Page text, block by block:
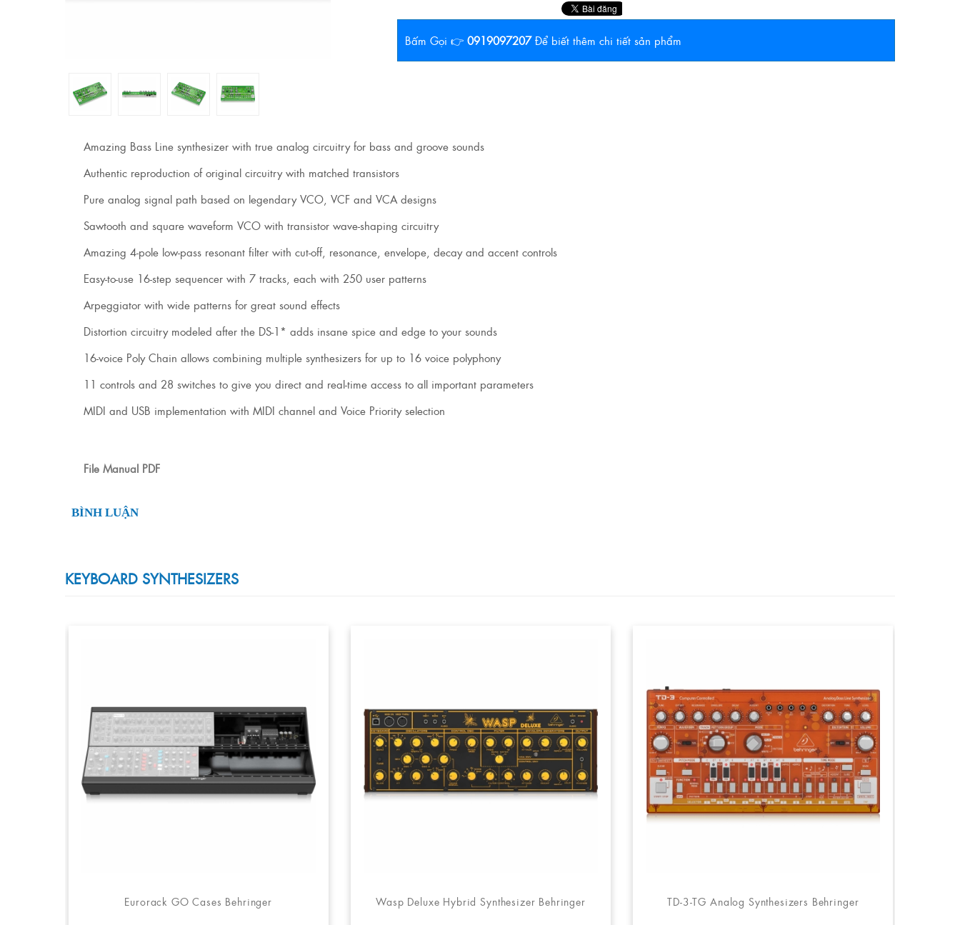
Bấm Gọi 👉 0919097207 Để biết thêm chi tiết sản phẩm
Amazing Bass Line synthesizer with true analog circuitry for bass and groove sounds
Authentic reproduction of original circuitry with matched transistors
Pure analog signal path based on legendary VCO, VCF and VCA designs
Sawtooth and square waveform VCO with transistor wave-shaping circuitry
Amazing 4-pole low-pass resonant filter with cut-off, resonance, envelope, decay and accent controls
Easy-to-use 16-step sequencer with 7 tracks, each with 250 user patterns
Arpeggiator with wide patterns for great sound effects
Distortion circuitry modeled after the DS-1* adds insane spice and edge to your sounds
16-voice Poly Chain allows combining multiple synthesizers for up to 16 voice polyphony
11 controls and 28 switches to give you direct and real-time access to all important parameters
MIDI and USB implementation with MIDI channel and Voice Priority selection
File Manual PDF
BÌNH LUẬN
KEYBOARD SYNTHESIZERS
Eurorack GO Cases Behringer Wasp Deluxe Hybrid Synthesizer Behringer TD-3-TG Analog Synthesizers Behringer